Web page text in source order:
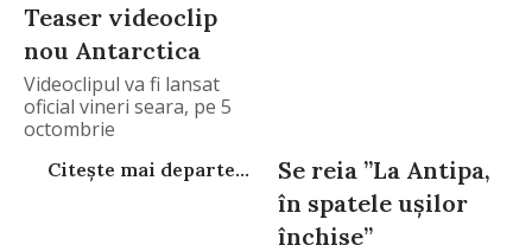
Teaser videoclip
nou Antarctica
Videoclipul va fi lansat
oficial vineri seara, pe 5
octombrie
Citește mai departe...
Se reia ”La Antipa,
în spatele uşilor
închise”